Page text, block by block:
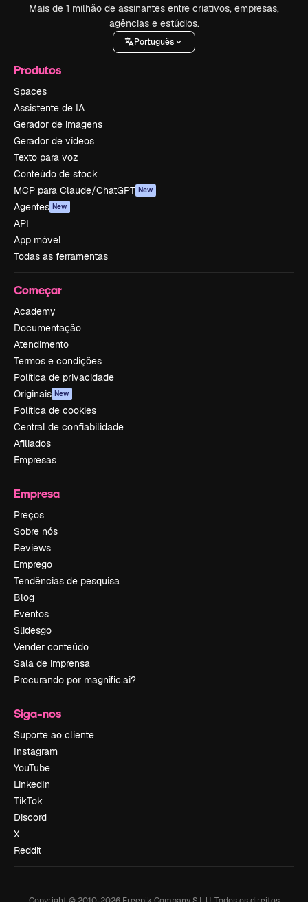
Mais de 1 milhão de assinantes entre criativos, empresas,
agências e estúdios.
Português
Produtos
Spaces
Assistente de IA
Gerador de imagens
Gerador de vídeos
Texto para voz
Conteúdo de stock
MCP para Claude/ChatGPT New
Agentes New
API
App móvel
Todas as ferramentas
Começar
Academy
Documentação
Atendimento
Termos e condições
Política de privacidade
Originais New
Política de cookies
Central de confiabilidade
Afiliados
Empresas
Empresa
Preços
Sobre nós
Reviews
Emprego
Tendências de pesquisa
Blog
Eventos
Slidesgo
Vender conteúdo
Sala de imprensa
Procurando por magnific.ai?
Siga-nos
Suporte ao cliente
Instagram
YouTube
LinkedIn
TikTok
Discord
X
Reddit